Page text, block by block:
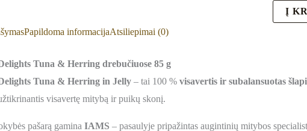
Į
Papildoma informacijaAtsiliepimai (0)
Tuna & Herring drebučiuose 85 g
Tuna & Herring in Jelly– tai 100 % visavertis ir subalansuotas
visavertę mitybą ir puikų skonį.
pašarą gamina IAMS – pasaulyje pripažintas augintinių mitybos